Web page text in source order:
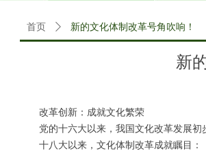
首页 ꄲ 新的文化体制改革号角吹响！
新
改革创新：成就文化繁荣
党的十六大以来，我国文化改革发展初
十八大以来，文化体制改革成就瞩目：